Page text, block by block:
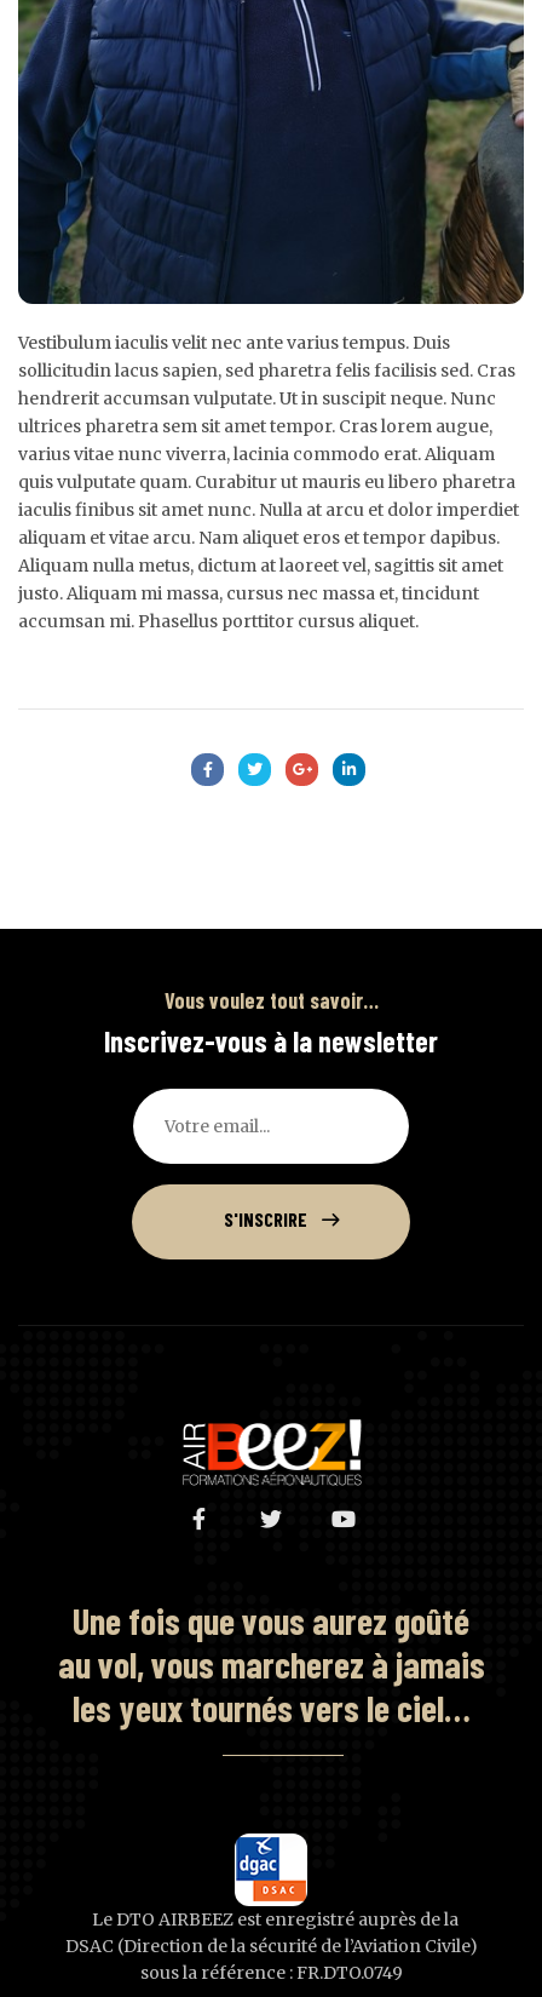
Vestibulum iaculis velit nec ante varius tempus. Duis
sollicitudin lacus sapien, sed pharetra felis facilisis sed. Cras
hendrerit accumsan vulputate. Ut in suscipit neque. Nunc
ultrices pharetra sem sit amet tempor. Cras lorem augue,
varius vitae nunc viverra, lacinia commodo erat. Aliquam
quis vulputate quam. Curabitur ut mauris eu libero pharetra
iaculis finibus sit amet nunc. Nulla at arcu et dolor imperdiet
aliquam et vitae arcu. Nam aliquet eros et tempor dapibus.
Aliquam nulla metus, dictum at laoreet vel, sagittis sit amet
justo. Aliquam mi massa, cursus nec massa et, tincidunt
accumsan mi. Phasellus porttitor cursus aliquet.
Vous voulez tout savoir…
Inscrivez-vous à la newsletter
S'INSCRIRE
Une fois que vous aurez goûté
au vol, vous marcherez à jamais
les yeux tournés vers le ciel…
Le DTO AIRBEEZ est enregistré auprès de la
DSAC (Direction de la sécurité de l’Aviation Civile)
sous la référence : FR.DTO.0749